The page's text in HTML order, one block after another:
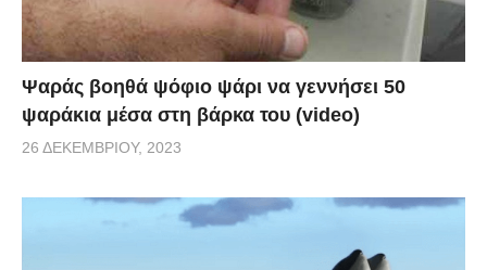
Ψαράς βοηθά ψόφιο ψάρι να γεννήσει 50
ψαράκια μέσα στη βάρκα του (video)
26 ΔΕΚΕΜΒΡΊΟΥ, 2023